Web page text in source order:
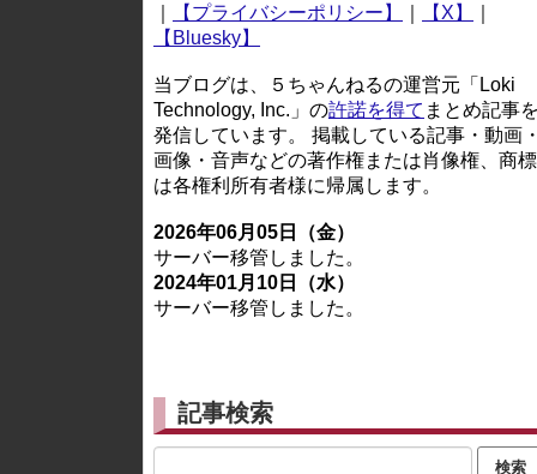
【プライバシーポリシー】 【X】
【Bluesky】
当ブログは、５ちゃんねるの運営元「Loki
Technology, Inc.」の許諾を得て まとめ記事を
発信しています。 掲載している記事・動画・
画像・音声などの著作権または肖像権、商
は各権利所有者様に帰属します。
2026年06月05日（金）
サーバー移管しました。
2024年01月10日（水）
サーバー移管しました。
記事検索